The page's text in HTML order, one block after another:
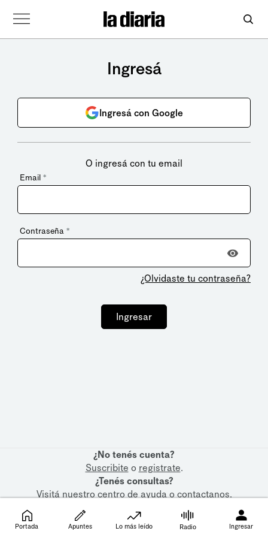
Ingresá
Ingresá con Google
O ingresá con tu email
Email *
Contraseña *
¿Olvidaste tu contraseña?
Ingresar
¿No tenés cuenta?
Suscribite o registrate.
¿Tenés consultas?
Visitá nuestrocentro de ayudaocontactanos.
Portada Apuntes Lo más leído Radio Ingresar